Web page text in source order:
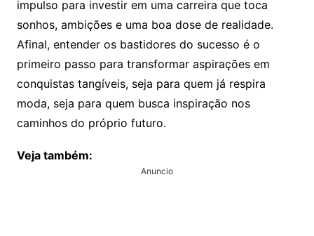
impulso para investir em uma carreira que toca
sonhos, ambições e uma boa dose de realidade.
Afinal, entender os bastidores do sucesso é o
primeiro passo para transformar aspirações em
conquistas tangíveis, seja para quem já respira
moda, seja para quem busca inspiração nos
caminhos do próprio futuro.
Veja também:
Anuncio